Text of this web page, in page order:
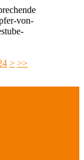
von-
> >>